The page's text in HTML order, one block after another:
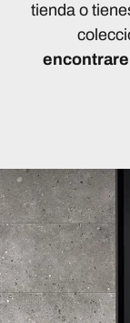
tienda o